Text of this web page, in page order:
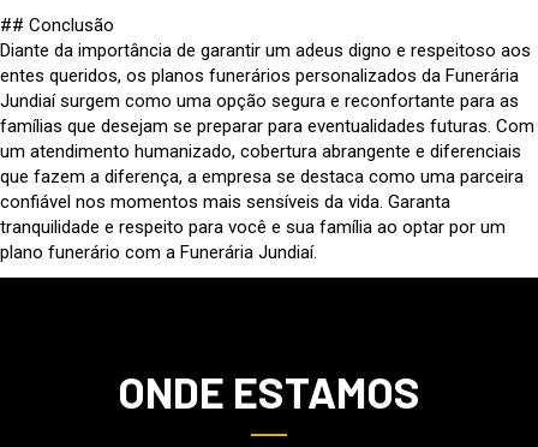
## Conclusão
Diante da importância de garantir um adeus digno e respeitoso aos
entes queridos, os planos funerários personalizados da Funerária
Jundiaí surgem como uma opção segura e reconfortante para as
famílias que desejam se preparar para eventualidades futuras. Com
um atendimento humanizado, cobertura abrangente e diferenciais
que fazem a diferença, a empresa se destaca como uma parceira
confiável nos momentos mais sensíveis da vida. Garanta
tranquilidade e respeito para você e sua família ao optar por um
plano funerário com a Funerária Jundiaí.
ONDE ESTAMOS